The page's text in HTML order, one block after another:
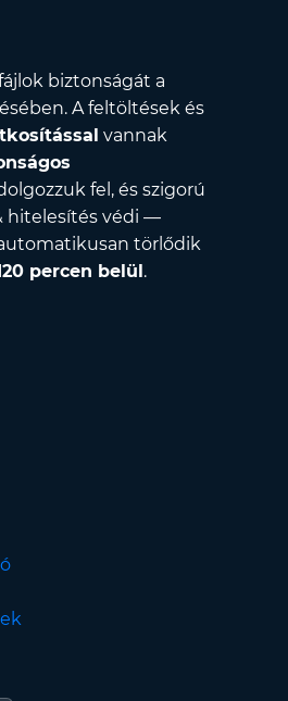
biztonságát a
A feltöltések és
vannak
fel, és szigorú
hitelesítés védi —
törlődik
percen belül .